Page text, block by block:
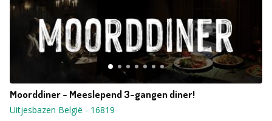
Moorddiner - Meeslepend 3-gangen diner!
Uitjesbazen België - 16819